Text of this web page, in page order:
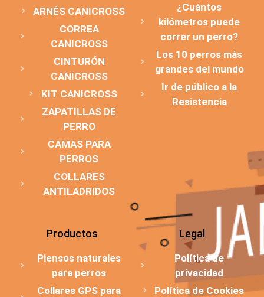
ARNÉS CANICROSS
CORREA
CANICROSS
CINTURÓN
CANICROSS
KIT CANICROSS
ZAPATILLAS DE
PERRO
CAMAS PARA
PERROS
COLLARES
ANTILADRIDOS
¿Cuántos
kilómetros puede
correr un perro?
Los 10 perros más
grandes del mundo
Ir de público a la
Resistencia
Productos
Piensos naturales
para perros
Collares GPS para
Legal
Política de
privacidad
Política de Cookies